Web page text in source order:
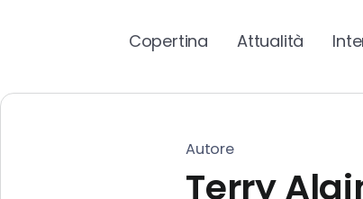
Copertina Attualità
Autore
Terry